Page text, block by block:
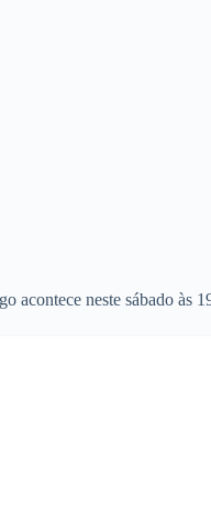
acontece neste sábado às